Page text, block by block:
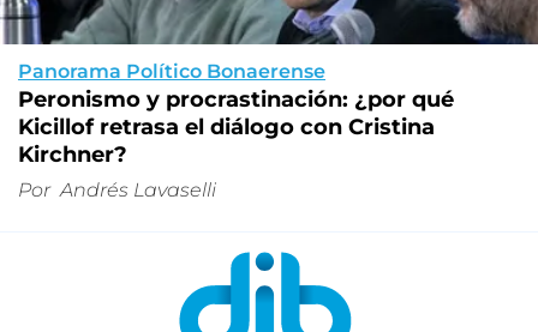
Panorama Político Bonaerense
Peronismo y procrastinación: ¿por qué
Kicillof retrasa el diálogo con Cristina
Kirchner?
Por Andrés Lavaselli